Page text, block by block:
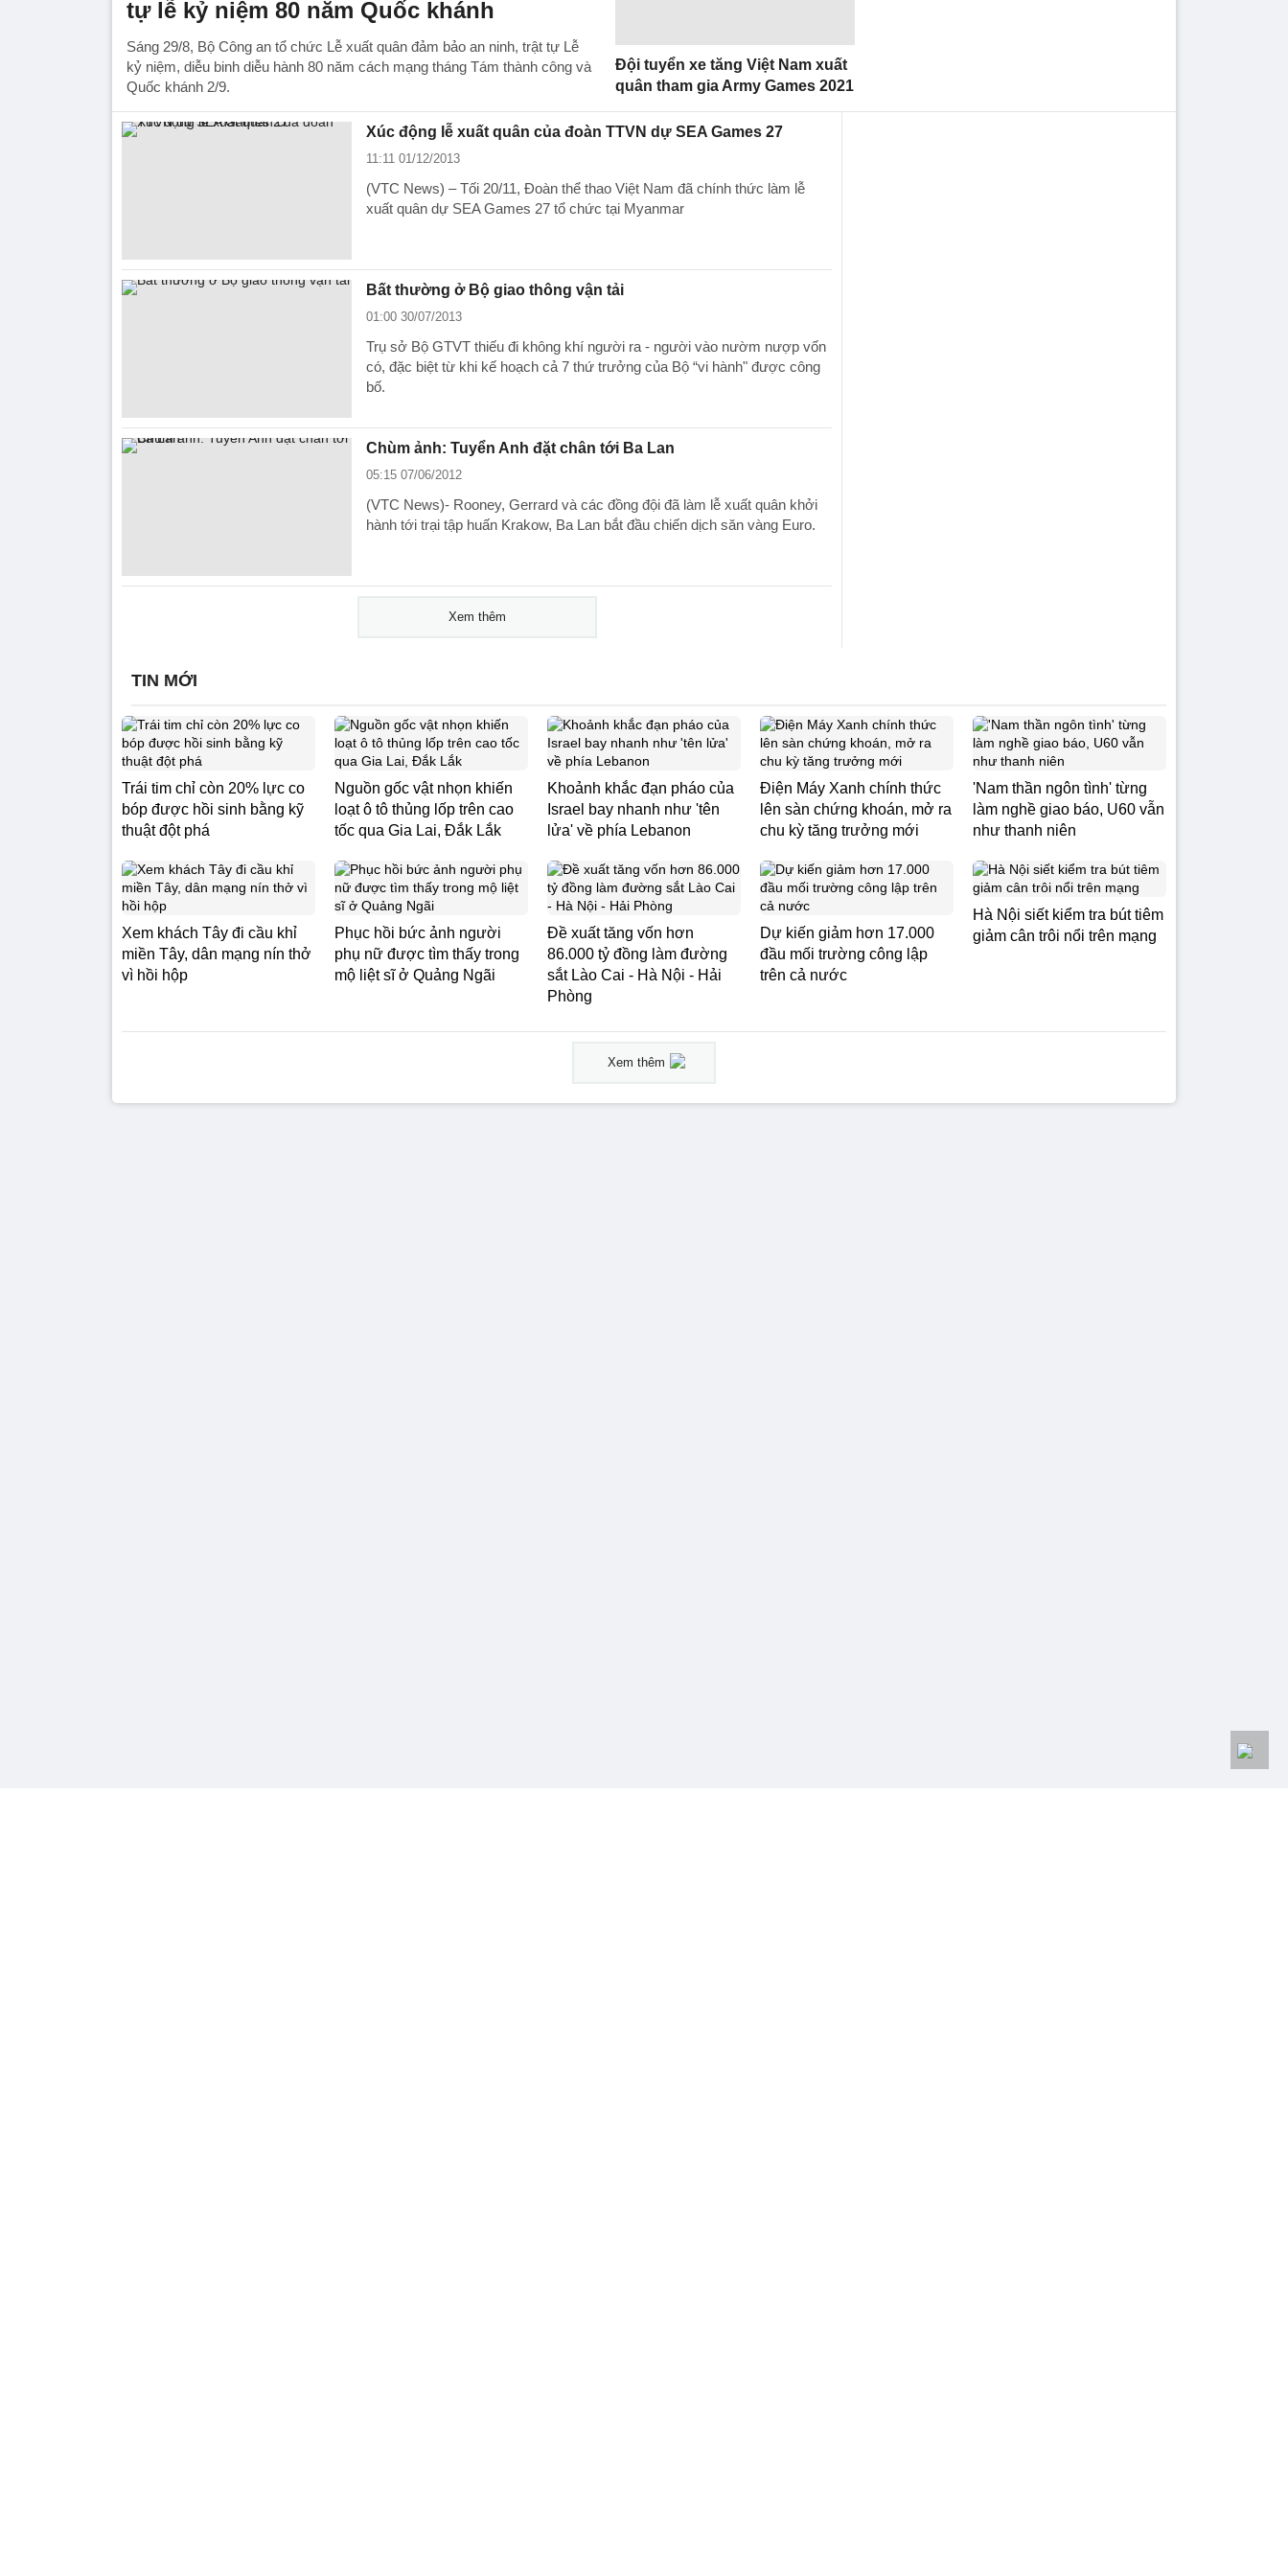
tự lễ kỷ niệm 80 năm Quốc khánh
Sáng 29/8, Bộ Công an tổ chức Lễ xuất quân đảm bảo an ninh, trật tự Lễ
kỷ niệm, diễu binh diễu hành 80 năm cách mạng tháng Tám thành công và
Quốc khánh 2/9.
Đội tuyển xe tăng Việt Nam xuất
quân tham gia Army Games 2021
Xúc động lễ xuất quân của đoàn TTVN dự SEA Games 27
11:11 01/12/2013
(VTC News) – Tối 20/11, Đoàn thể thao Việt Nam đã chính thức làm lễ
xuất quân dự SEA Games 27 tổ chức tại Myanmar
Bất thường ở Bộ giao thông vận tải
01:00 30/07/2013
Trụ sở Bộ GTVT thiếu đi không khí người ra - người vào nườm nượp vốn
có, đặc biệt từ khi kế hoạch cả 7 thứ trưởng của Bộ “vi hành" được công
bố.
Chùm ảnh: Tuyển Anh đặt chân tới Ba Lan
05:15 07/06/2012
(VTC News)- Rooney, Gerrard và các đồng đội đã làm lễ xuất quân khởi
hành tới trại tập huấn Krakow, Ba Lan bắt đầu chiến dịch săn vàng Euro.
Xem thêm
TIN MỚI
Trái tim chỉ còn 20% lực co
bóp được hồi sinh bằng kỹ
thuật đột phá
Nguồn gốc vật nhọn khiến
loạt ô tô thủng lốp trên cao
tốc qua Gia Lai, Đắk Lắk
Khoảnh khắc đạn pháo của
Israel bay nhanh như 'tên
lửa' về phía Lebanon
Điện Máy Xanh chính thức
lên sàn chứng khoán, mở ra
chu kỳ tăng trưởng mới
'Nam thần ngôn tình' từng
làm nghề giao báo, U60 vẫn
như thanh niên
Xem khách Tây đi cầu khỉ
miền Tây, dân mạng nín thở
vì hồi hộp
Phục hồi bức ảnh người
phụ nữ được tìm thấy trong
mộ liệt sĩ ở Quảng Ngãi
Đề xuất tăng vốn hơn
86.000 tỷ đồng làm đường
sắt Lào Cai - Hà Nội - Hải
Phòng
Dự kiến giảm hơn 17.000
đầu mối trường công lập
trên cả nước
Hà Nội siết kiểm tra bút tiêm
giảm cân trôi nổi trên mạng
Xem thêm